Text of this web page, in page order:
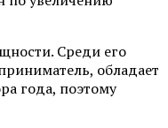
Среди его
обладает
года, поэтому